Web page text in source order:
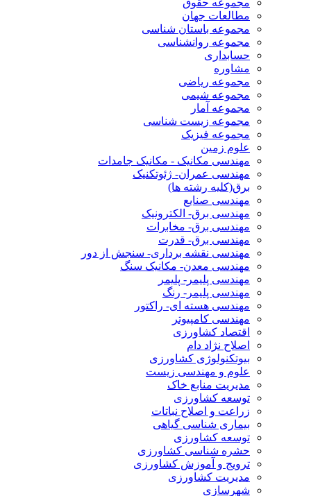
مجموعه حقوق
مطالعات جهان
مجموعه باستان شناسی
مجموعه روانشناسی
حسابداری
مشاوره
مجموعه ریاضی
مجموعه شیمی
مجموعه آمار
مجموعه زیست شناسی
مجموعه فیزیک
علوم زمین
مهندسی مکانیک - مکانیک جامدات
مهندسی عمران- ژئوتکنیک
برق(کلیه رشته ها)
مهندسی صنایع
مهندسی برق- الکترونیک
مهندسی برق- مخابرات
مهندسی برق- قدرت
مهندسی نقشه برداری- سنجش از دور
مهندسی معدن- مکانیک سنگ
مهندسی پلیمر- پلیمر
مهندسی پلیمر- رنگ
مهندسی هسته ای- راکتور
مهندسی کامپیوتر
اقتصاد کشاورزی
اصلاح نژاد دام
بیوتکنولوژی کشاورزی
علوم و مهندسی زیست
مدیریت منابع خاک
توسعه کشاورزی
زراعت و اصلاح نباتات
بیماری شناسی گیاهی
توسعه کشاورزی
حشره شناسی کشاورزی
ترویج و آموزش کشاورزی
مدیریت کشاورزی
شهرسازی